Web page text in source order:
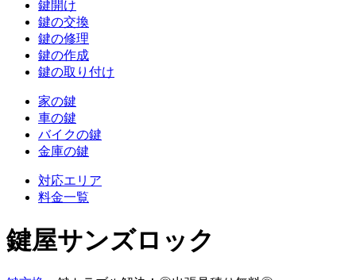
鍵開け
鍵の交換
鍵の修理
鍵の作成
鍵の取り付け
家の鍵
車の鍵
バイクの鍵
金庫の鍵
対応エリア
料金一覧
鍵屋サンズロック